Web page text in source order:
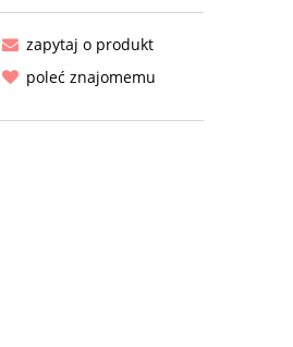
zapytaj o produkt
poleć znajomemu